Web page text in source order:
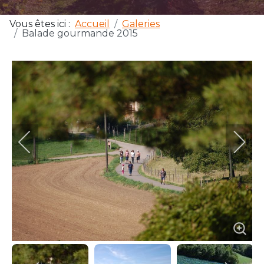
Vous êtes ici : Accueil
Galeries
Balade gourmande 2015